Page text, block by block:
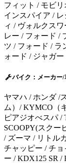
フィット / モビ
インスパイア /
ィ / ヴォルクス
レー / フォード /
ツ / フォード / ラ
ォード / ジャガー
バイク：メーカー/
ヤマハ / ホンダ /
ム）/ KYMCO（
ピアジオべスパ /
SCOOPY(スクー
/ ズーマ / リトル
チャッピー / チ
ー / KDX125 SR /